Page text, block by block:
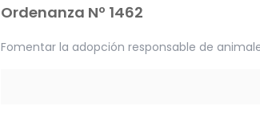
Ordenanza Nº 1462
Fomentar la adopción responsable de